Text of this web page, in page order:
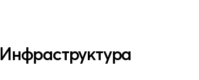
Инфраструктура